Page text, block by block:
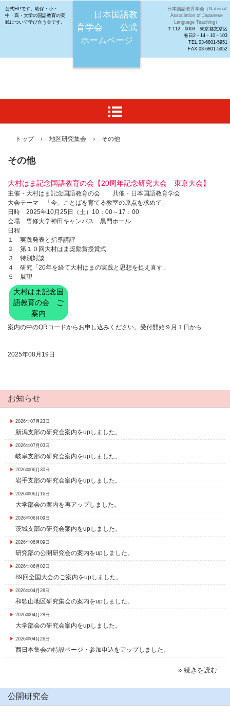
日本国語教
育学会 公式
ホームページ
公式HPです。幼保・小・
中・高・大学の国語教育の実
践について学び合う会です。
日本国語教育学会（National
Association of Japanese
Language Teaching）
〒112－0003 東京都文京区
春日2－14－10－103
TEL.03-6801-5951
FAX.03-6801-5952
トップ › 地区研究集会 › その他
その他
大村はま記念国語教育の会【20周年記念研究大会 東京大会】
主催・大村はま記念国語教育の会 共催・日本国語教育学会
大会テーマ 「今、ことばを育てる教室の原点を求めて」
日時 2025年10月25日（土）10：00～17：00
会場 専修大学神田キャンパス 黒門ホール
日程
１ 実践発表と指導講評
２ 第１０回大村はま奨励賞授賞式
３ 特別対談
４ 研究「20年を経て大村はまの実践と思想を捉え直す」
５ 展望
大村はま記念国
語教育の会 ご
案内
案内の中のQRコードからお申し込みください。受付開始９月１日から
2025年08月19日
お知らせ
2026年07月23日
新潟支部の研究会案内をupしました。
2026年07月03日
岐阜支部の研究会案内をupしました。
2026年06月30日
岩手支部の研究会案内をupしました。
2026年06月16日
大学部会の案内を再アップしました。
2026年06月09日
茨城支部の研究会案内をupしました。
2026年06月09日
研究部の公開研究会の案内をupしました。
2026年06月02日
89回全国大会のご案内をupしました。
2026年04月28日
和歌山地区研究集会の案内をupしました。
2026年04月28日
大学部会の研究会案内をupしました。
2026年04月26日
西日本集会の特設ページ・参加申込をアップしました。
» 続きを読む
公開研究会